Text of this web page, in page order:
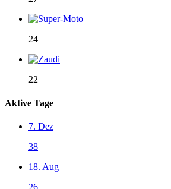
24
22
Aktive Tage
7. Dez
38
18. Aug
26